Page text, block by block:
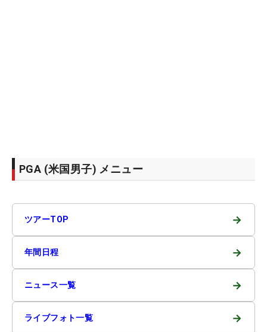
PGA (米国男子) メニュー
ツアーTOP →
年間日程 →
ニュース一覧 →
ライブフォト一覧 →